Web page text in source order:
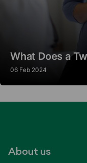
What Does a
06 Feb 2024
About us